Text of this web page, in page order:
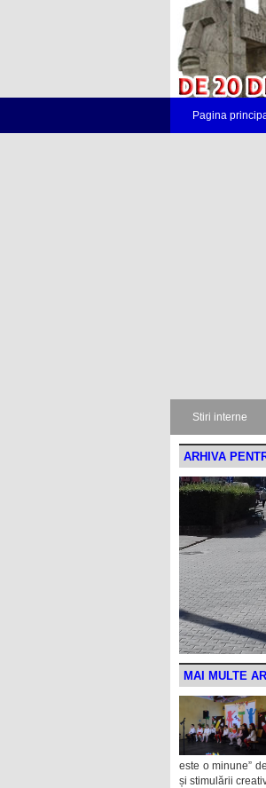
Pagina
Stiri interne
ARHIVA
MAI MULTE
este o minune”
și stimulării